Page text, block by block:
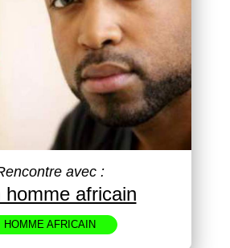
avec :
homme africain
HOMME AFRICAIN